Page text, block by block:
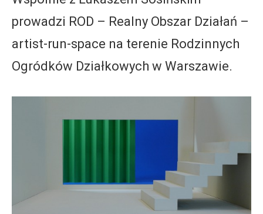
prowadzi ROD – Realny Obszar Działań –
artist-run-space na terenie Rodzinnych
Ogródków Działkowych w Warszawie.